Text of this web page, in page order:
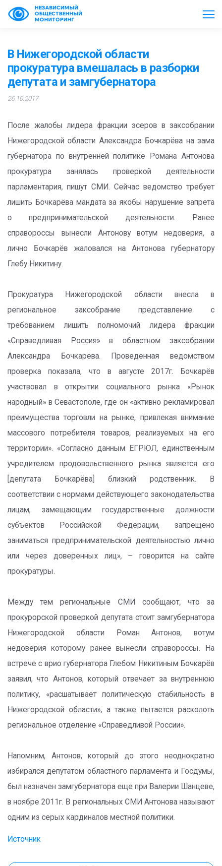
НЕЗАВИСИМЫЙ
ОБЩЕСТВЕННЫЙ
МОНИТОРИНГ
В Нижегородской области
прокуратура вмешалась в разборки
депутата и замгубернатора
26.10.2017
После жалобы лидера фракции эсеров в заксобрании
Нижегородской области Александра Бочкарёва на зама
губернатора по внутренней политике Романа Антонова
прокуратура занялась проверкой деятельности
парламентария, пишут СМИ. Сейчас ведомство требует
лишить Бочкарёва мандата за якобы нарушение запрета
о предпринимательской деятельности. Ранее
справороссы вынесли Антонову вотум недоверия, а
лично Бочкарёв жаловался на Антонова губернатору
Глебу Никитину.
Прокуратура Нижегородской области внесла в
региональное заксобрание представление с
требованием лишить полномочий лидера фракции
«Справедливая Россия» в областном заксобрании
Александра Бочкарёва. Проведенная ведомством
проверка показала, что в августе 2017г. Бочкарёв
участвовал в открытии социального рынка «Рынок
народный» в Севастополе, где он «активно рекламировал
преимущества торговли на рынке, привлекая внимание
массового потребителя товаров, реализуемых на его
территории». «Согласно данным ЕГРЮЛ, единственным
учредителем продовольственного рынка является его
[депутата Бочкарёва] близкий родственник. В
соответствии с нормами действующего законодательства
лицам, замещающим государственные должности
субъектов Российской Федерации, запрещено
заниматься предпринимательской деятельностью лично
или через доверенных лиц», – говорится на сайте
прокуратуры.
Между тем региональные СМИ сообщают, что за
прокурорской проверкой депутата стоит замгубернатора
Нижегородской области Роман Антонов, вотум
недоверия которому ранее вынесли справороссы. На
встрече с врио губернатора Глебом Никитиным Бочкарёв
заявил, что Антонов, который отвечает за внутреннюю
политику, «расшатывает политическую стабильность в
Нижегородской области», а также пытается расколоть
региональное отделение «Справедливой России».
Напомним, Антонов, который до этого неоднократно
избирался депутатом областного парламента и Госдумы,
был назначен замгубернатора еще при Валерии Шанцеве,
в ноябре 2011г. В региональных СМИ Антонова называют
одним из серых кардиналов местной политики.
Источник